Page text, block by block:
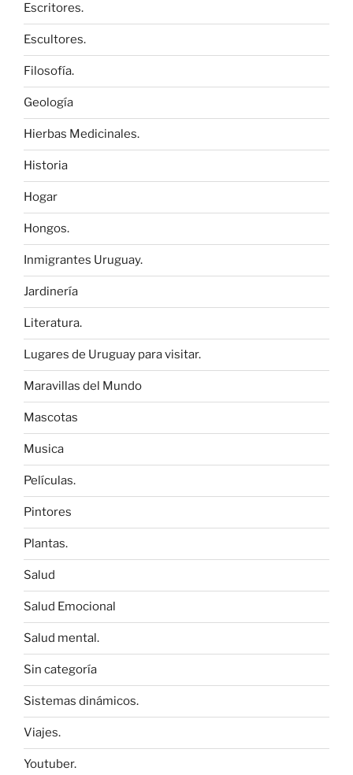
Escritores.
Escultores.
Filosofía.
Geología
Hierbas Medicinales.
Historia
Hogar
Hongos.
Inmigrantes Uruguay.
Jardinería
Literatura.
Lugares de Uruguay para visitar.
Maravillas del Mundo
Mascotas
Musica
Películas.
Pintores
Plantas.
Salud
Salud Emocional
Salud mental.
Sin categoría
Sistemas dinámicos.
Viajes.
Youtuber.